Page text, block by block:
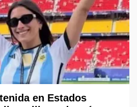
en Estados